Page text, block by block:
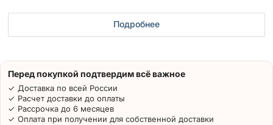
Подробнее
Перед покупкой подтвердим всё важное
✓ Доставка по всей России
✓ Расчет доставки до оплаты
✓ Рассрочка до 6 месяцев
✓ Оплата при получении для собственной доставки